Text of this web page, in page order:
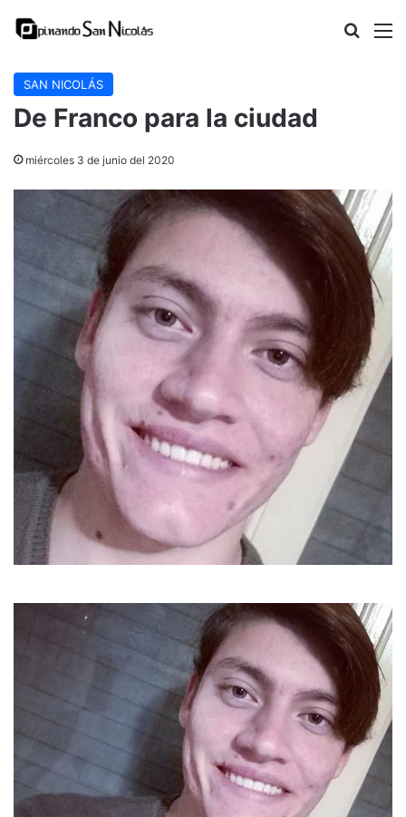
Buscar
SAN NICOLÁS
De Franco para la ciudad
miércoles 3 de junio del 2020